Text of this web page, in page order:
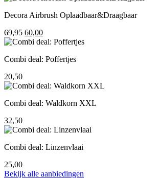
Decora Airbrush Oplaadbaar&Draagbaar
69,95 Oorspronkelijke
prijs
69,95.
60,00Huidige
prijs
60,00.
Combi deal: Poffertjes
20,50
Combi deal: Waldkorn XXL
32,50
Combi deal: Linzenvlaai
25,00
Bekijk alle aanbiedingen